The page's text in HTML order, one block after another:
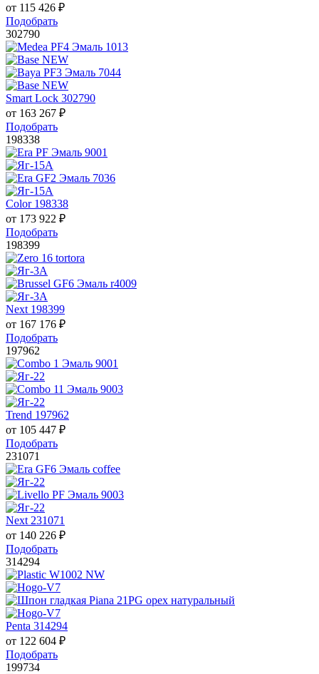
от 115 426 ₽
Подобрать
302790
Smart Lock 302790
от 163 267 ₽
Подобрать
198338
Color 198338
от 173 922 ₽
Подобрать
198399
Next 198399
от 167 176 ₽
Подобрать
197962
Trend 197962
от 105 447 ₽
Подобрать
231071
Next 231071
от 140 226 ₽
Подобрать
314294
Penta 314294
от 122 604 ₽
Подобрать
199734